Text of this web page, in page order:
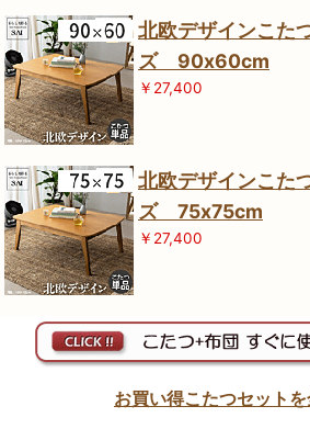
北欧デザインこ
ズ 90x60cm
￥27,400
北欧デザインこ
ズ 75x75cm
￥27,400
お買い得こたつセット